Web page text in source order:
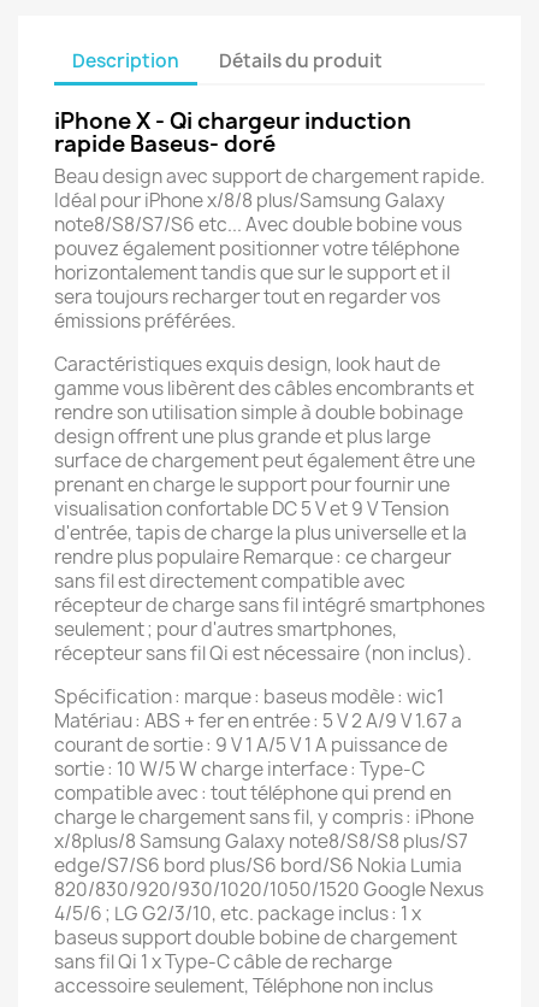
Description Détails du produit
iPhone X - Qi chargeur induction
rapide Baseus- doré
Beau design avec support de chargement rapide.
Idéal pour iPhone x/8/8 plus/Samsung Galaxy
note8/S8/S7/S6 etc... Avec double bobine vous
pouvez également positionner votre téléphone
horizontalement tandis que sur le support et il
sera toujours recharger tout en regarder vos
émissions préférées.
Caractéristiques exquis design, look haut de
gamme vous libèrent des câbles encombrants et
rendre son utilisation simple à double bobinage
design offrent une plus grande et plus large
surface de chargement peut également être une
prenant en charge le support pour fournir une
visualisation confortable DC 5 V et 9 V Tension
d'entrée, tapis de charge la plus universelle et la
rendre plus populaire Remarque : ce chargeur
sans fil est directement compatible avec
récepteur de charge sans fil intégré smartphones
seulement ; pour d'autres smartphones,
récepteur sans fil Qi est nécessaire (non inclus).
Spécification : marque : baseus modèle : wic1
Matériau : ABS + fer en entrée : 5 V 2 A/9 V 1.67 a
courant de sortie : 9 V 1 A/5 V 1 A puissance de
sortie : 10 W/5 W charge interface : Type-C
compatible avec : tout téléphone qui prend en
charge le chargement sans fil, y compris : iPhone
x/8plus/8 Samsung Galaxy note8/S8/S8 plus/S7
edge/S7/S6 bord plus/S6 bord/S6 Nokia Lumia
820/830/920/930/1020/1050/1520 Google Nexus
4/5/6 ; LG G2/3/10, etc. package inclus : 1 x
baseus support double bobine de chargement
sans fil Qi 1 x Type-C câble de recharge
accessoire seulement, Téléphone non inclus